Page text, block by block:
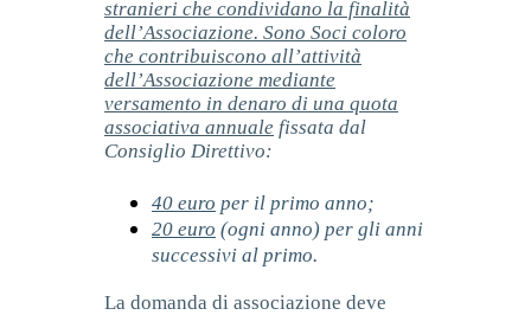
stranieri che condividano la finalità
dell’Associazione. Sono Soci coloro
che contribuiscono all’attività
dell’Associazione mediante
versamento in denaro di una quota
associativa annuale fissata dal
Consiglio Direttivo:
40 euro per il primo anno;
20 euro (ogni anno) per gli anni
successivi al primo.
La domanda di associazione deve